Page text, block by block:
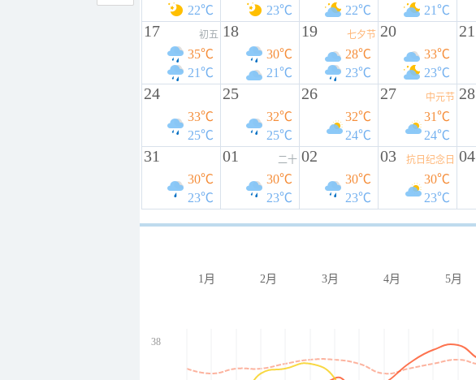
22℃
23℃
22℃
21℃
17 初五
35℃
21℃
18
30℃
21℃
19 七夕节
28℃
23℃
20
33℃
23℃
21
24
33℃
25℃
25
32℃
25℃
26
32℃
24℃
27 中元节
31℃
24℃
28
31
30℃
23℃
01 二十
30℃
23℃
02
30℃
23℃
03 抗日纪念日
30℃
23℃
04
1月 2月 3月 4月 5月
38